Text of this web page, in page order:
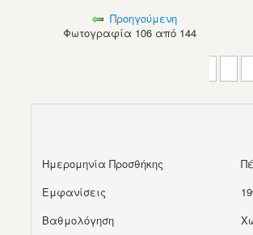
Προηγούμενη
Φωτογραφία 106 από 144
Ημερομηνία Προσθήκης
Εμφανίσεις
Βαθμολόγηση